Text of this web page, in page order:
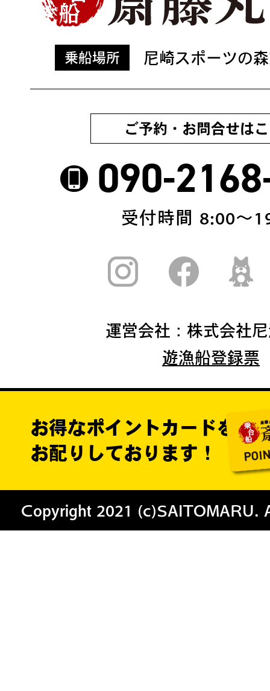
乗船場所 尼崎スポーツの
ご予約・お問合せは
090-
受付時間 8:00〜
運営会社：株式会社
遊漁船登録票
お得なポイントカードを
お配りしております！
Copyright 2021 (c)SAITOMARU.